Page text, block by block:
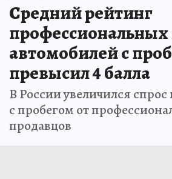
Средний рейтинг
автомобилей с
превысил 4 балла
В России увеличился
с пробегом от
продавцов